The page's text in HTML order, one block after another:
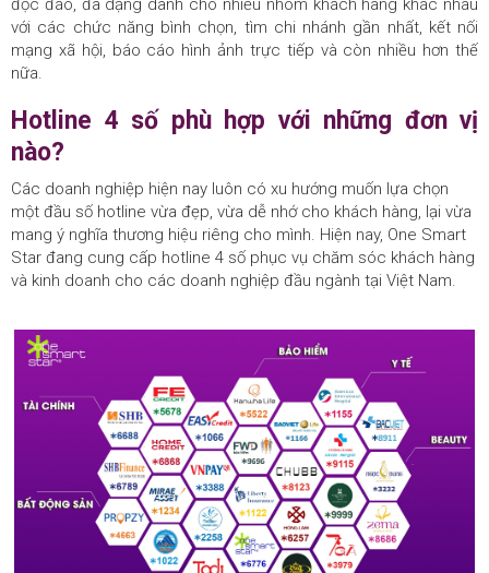
độc đáo, đa dạng dành cho nhiều nhóm khách hàng khác nhau
với các chức năng bình chọn, tìm chi nhánh gần nhất, kết nối
mạng xã hội, báo cáo hình ảnh trực tiếp và còn nhiều hơn thế
nữa.
Hotline 4 số phù hợp với những đơn vị
nào?
Các doanh nghiệp hiện nay luôn có xu hướng muốn lựa chọn
một đầu số hotline vừa đẹp, vừa dễ nhớ cho khách hàng, lại vừa
mang ý nghĩa thương hiệu riêng cho mình. Hiện nay, One Smart
Star đang cung cấp hotline 4 số phục vụ chăm sóc khách hàng
và kinh doanh cho các doanh nghiệp đầu ngành tại Việt Nam.